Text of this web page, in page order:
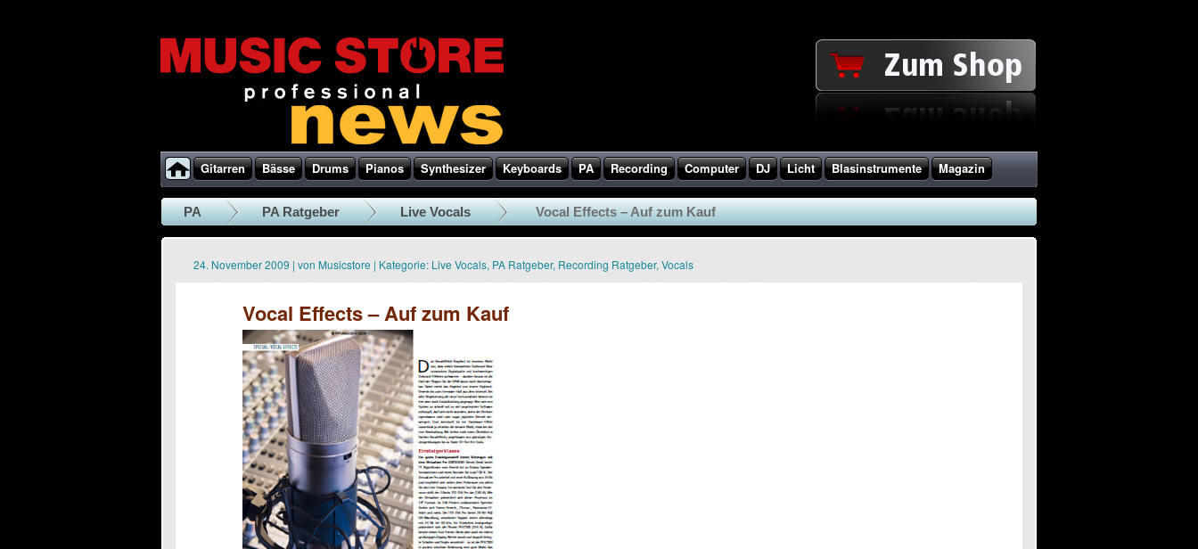
Gitarren Bässe Drums Pianos Synthesizer Keyboards PA Recording Computer DJ Licht Blasinstrumente Magazin
PA PA Ratgeber Live Vocals Vocal Effects – Auf zum Kauf
24. November 2009 | von Musicstore | Kategorie: Live Vocals, PA Ratgeber, Recording Ratgeber, Vocals
Vocal Effects – Auf zum Kauf